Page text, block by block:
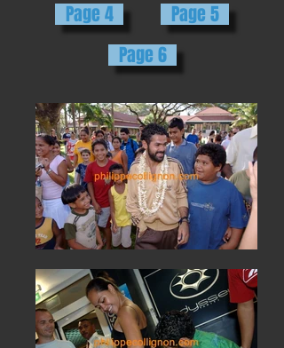
Page 4
Page 5
Page 6